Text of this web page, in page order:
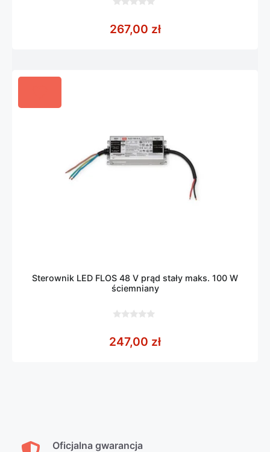
5
267,00 zł
Sterownik LED FLOS 48 V prąd stały maks. 100 W
ściemniany
5
247,00 zł
Oficjalna gwarancja